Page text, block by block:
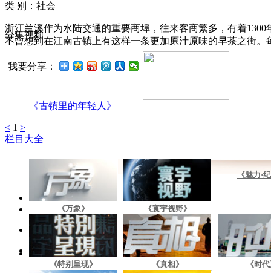
类 别：社会
浙江兰溪作为水陆交通的重要商埠，往来客商繁多，有着
不曾想到在江南古镇上有这样一条更加原汁原味的早茶之街。
我要分享：
分集视频
《古镇里的年轻人》
< 1 >
栏目大全
《万象》 《寰宇视野》
《魅力·
《特别呈现》 《真相》 《时